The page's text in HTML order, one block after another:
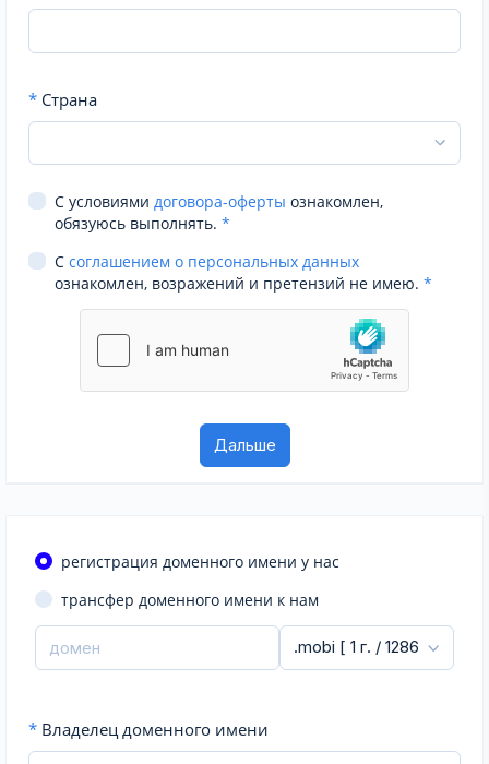
* Страна
С условиями договора-оферты ознакомлен,
обязуюсь выполнять. *
С соглашением о персональных данных
ознакомлен, возражений и претензий не имею. *
регистрация доменного имени у нас
трансфер доменного имени к нам
* Владелец доменного имени